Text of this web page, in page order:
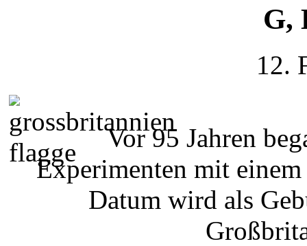
G,
12.
Vor 95 Jahren
Experimenten mit
Datum wird als